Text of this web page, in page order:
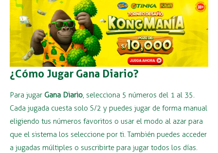
¿Cómo Jugar Gana Diario?
Para jugar Gana Diario, selecciona 5 números del 1 al 35.
Cada jugada cuesta solo S/2 y puedes jugar de forma manual
eligiendo tus números favoritos o usar el modo al azar para
que el sistema los seleccione por ti. También puedes acceder
a jugadas múltiples o suscribirte para jugar todos los días.